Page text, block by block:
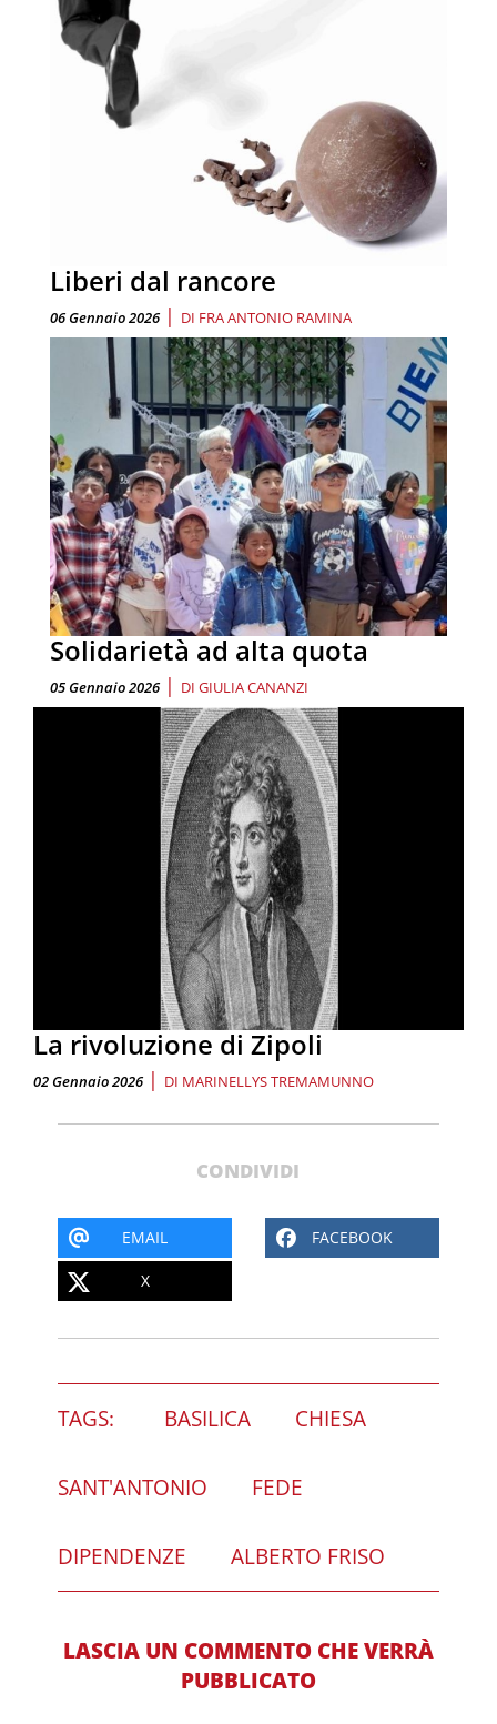
Liberi dal rancore
06 Gennaio 2026 | DI FRA ANTONIO RAMINA
Solidarietà ad alta quota
05 Gennaio 2026 | DI GIULIA CANANZI
La rivoluzione di Zipoli
02 Gennaio 2026 | DI MARINELLYS TREMAMUNNO
CONDIVIDI
EMAIL FACEBOOK
X
TAGS: BASILICA CHIESA
SANT'ANTONIO FEDE
DIPENDENZE ALBERTO FRISO
LASCIA UN COMMENTO CHE VERRÀ
PUBBLICATO